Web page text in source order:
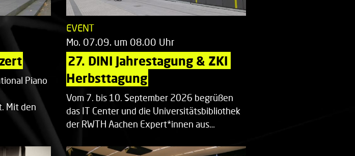
Piano
Mit den
EVENT
Mo. 07.09. um 08.00 Uhr
27. DINI Jahrestagung & ZKI
Herbsttagung
Vom 7. bis 10. September 2026 begrüßen
das IT Center und die Universitätsbibliothek
der RWTH Aachen Expert*innen aus…